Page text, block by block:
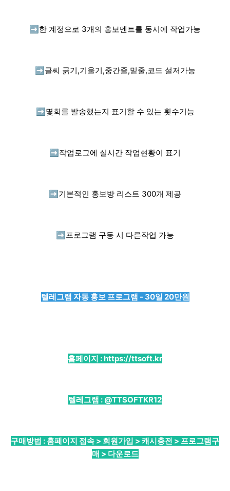
➡️ 한 계정으로 3개의 홍보멘트를 동시에 작업가능
➡️ 글씨 굵기,기울기,중간줄,밑줄,코드 설저가능
➡️ 몇회를 발송했는지 표기할 수 있는 횟수기능
➡️ 작업로그에 실시간 작업현황이 표기
➡️ 기본적인 홍보방 리스트 300개 제공
➡️ 프로그램 구동 시 다른작업 가능
텔레그램 자동 홍보 프로그램 - 30일 20만원
홈페이지 :https://ttsoft.kr
텔레그램 : @TTSOFTKR12
구매방법 : 홈페이지 접속 > 회원가입 > 캐시충전 > 프로그램구
매 > 다운로드